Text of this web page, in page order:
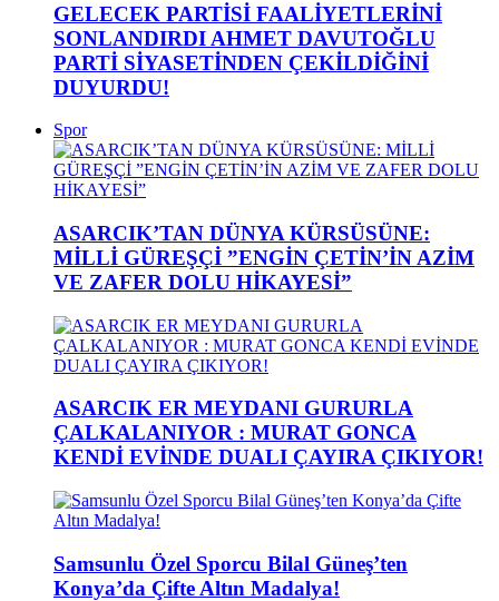
GELECEK PARTİSİ FAALİYETLERİNİ
SONLANDIRDI AHMET DAVUTOĞLU
PARTİ SİYASETİNDEN ÇEKİLDİĞİNİ
DUYURDU!
Spor
ASARCIK’TAN DÜNYA KÜRSÜSÜNE:
MİLLİ GÜREŞÇİ ”ENGİN ÇETİN’İN AZİM
VE ZAFER DOLU HİKAYESİ”
ASARCIK ER MEYDANI GURURLA
ÇALKALANIYOR : MURAT GONCA
KENDİ EVİNDE DUALI ÇAYIRA ÇIKIYOR!
Samsunlu Özel Sporcu Bilal Güneş’ten
Konya’da Çifte Altın Madalya!